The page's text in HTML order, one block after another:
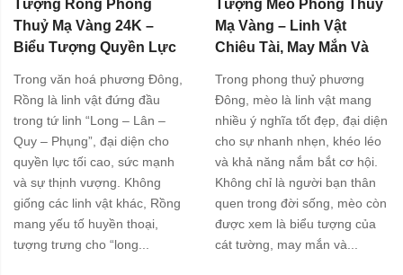
Tượng Rồng Phong
Thuỷ Mạ Vàng 24K –
Biểu Tượng Quyền Lực
Trong văn hoá phương Đông,
Rồng là linh vật đứng đầu
trong tứ linh “Long – Lân –
Quy – Phụng”, đại diện cho
quyền lực tối cao, sức mạnh
và sự thịnh vượng. Không
giống các linh vật khác, Rồng
mang yếu tố huyền thoại,
tượng trưng cho “long...
Tượng Mèo Phong Thuỷ
Mạ Vàng – Linh Vật
Chiêu Tài, May Mắn Và
Trong phong thuỷ phương
Đông, mèo là linh vật mang
nhiều ý nghĩa tốt đẹp, đại diện
cho sự nhanh nhẹn, khéo léo
và khả năng nắm bắt cơ hội.
Không chỉ là người bạn thân
quen trong đời sống, mèo còn
được xem là biểu tượng của
cát tường, may mắn và...